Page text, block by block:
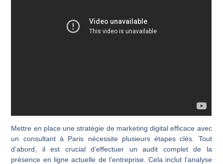
Mettre en place une stratégie de marketing digital efficace avec
un consultant à Paris nécessite plusieurs étapes clés. Tout
d’abord, il est crucial d’effectuer un audit complet de la
présence en ligne actuelle de l’entreprise. Cela inclut l’analyse